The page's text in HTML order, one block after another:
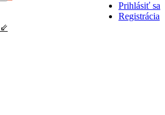
Prihlásiť sa
Registrácia
⇙